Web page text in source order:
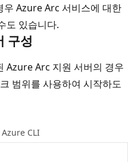
우 Azure Arc 서비스에 대한
도 있습니다.
구성
Azure Arc 지원 서버의 경우
범위를 사용하여 시작하도
Azure CLI